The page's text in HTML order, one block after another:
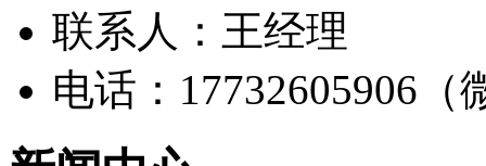
联系人：王经理
电话：17732605906（